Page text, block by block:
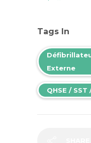
Tags In
Externe
QHSE / SST